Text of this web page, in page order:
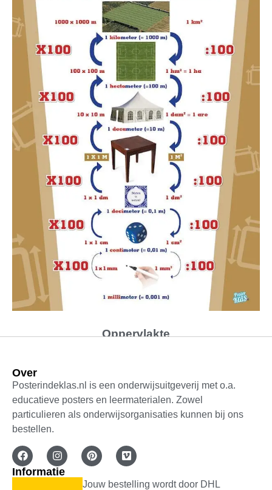
Oppervlakte
uit 5
Bewaar voor later
Over
Posterindeklas.nl is een onderwijsuitgeverij met o.a.
educatieve posters en leermaterialen. Zowel
particulieren als onderwijsorganisaties kunnen bij ons
bestellen.
Informatie
Jouw bestelling wordt door DHL